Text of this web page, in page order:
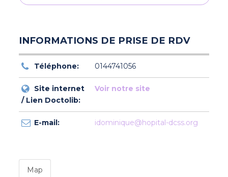
INFORMATIONS DE PRISE DE RDV
Téléphone: 0144741056
Site internet
/ Lien Doctolib:
Voir notre site
E-mail: idominique@hopital-dcss.org
Map